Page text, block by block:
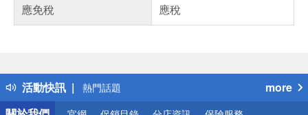
應免稅
應稅
活動快訊
得獎公告
熱門話題
銀行優惠
more